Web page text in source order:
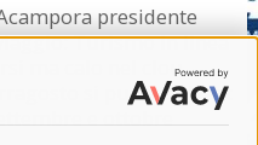
presidente
Turismo in linea
ma calo nel clou
si punta sul last
e ottobre